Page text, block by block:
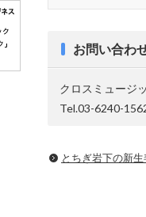
お問い合わ
クロスミュージ
Tel.03-6240-
とちぎ岩下の新